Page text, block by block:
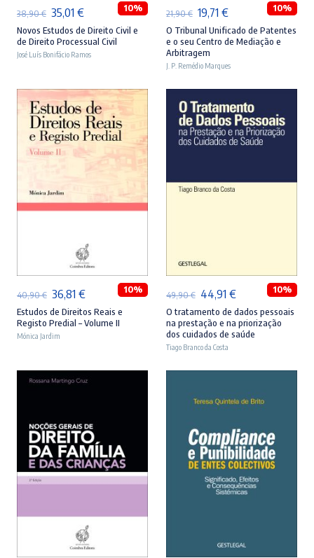
38,90€ O
preço
original
38,90 €.
35,01 €O
preço
atual
35,01 €.
10%
Novos Estudos de Direito Civil e
de Direito Processual Civil
José Luís Bonifácio Ramos
21,90€ O
preço
original
era:
21,90 €.
19,71 €O
preço
atual
é:
19,71 €.
10%
O Tribunal Unificado de Patentes
e o seu Centro de Mediação e
Arbitragem
J. P. Remédio Marques
ADICIONAR
40,90€ O
preço
original
40,90 €.
36,81 €O
preço
atual
36,81 €.
10%
Estudos de Direitos Reais e
Registo Predial – Volume II
Mónica Jardim
49,90€ O
preço
original
era:
49,90 €.
44,91 €O
preço
atual
44,91 €.
10%
O tratamento de dados pessoais
na prestação e na priorização
dos cuidados de saúde
Tiago Branco da Costa
ADICIONAR